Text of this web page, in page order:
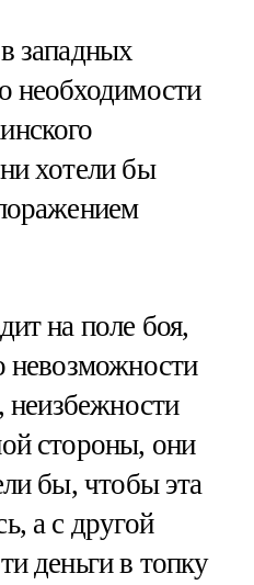
западных
необходимости
хотели бы
на поле боя,
невозможности
неизбежности
стороны, они
бы, чтобы эта
а с другой
деньги в топку